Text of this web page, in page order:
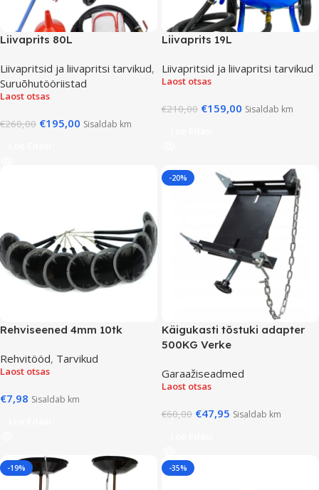
Liivaprits 80L
Liivapritsid ja liivapritsi tarvikud,
Suruõhutööriistad
Laost otsas
€260,00 €195,00 Sisaldab km
Liivaprits 19L
Liivapritsid ja liivapritsi tarvikud
Laost otsas
€210,00 €159,00 Sisaldab km
Rehviseened 4mm 10tk
Rehvitööd, Tarvikud
Laost otsas
€7,98 Sisaldab km
-20%
Käigukasti tõstuki adapter
500KG Verke
Garaažiseadmed
Laost otsas
€60,00 €47,95 Sisaldab km
-19% -35%